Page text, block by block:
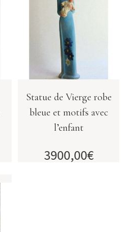
Statue de Vierge robe
bleue et motifs avec
l’enfant
3900,00€